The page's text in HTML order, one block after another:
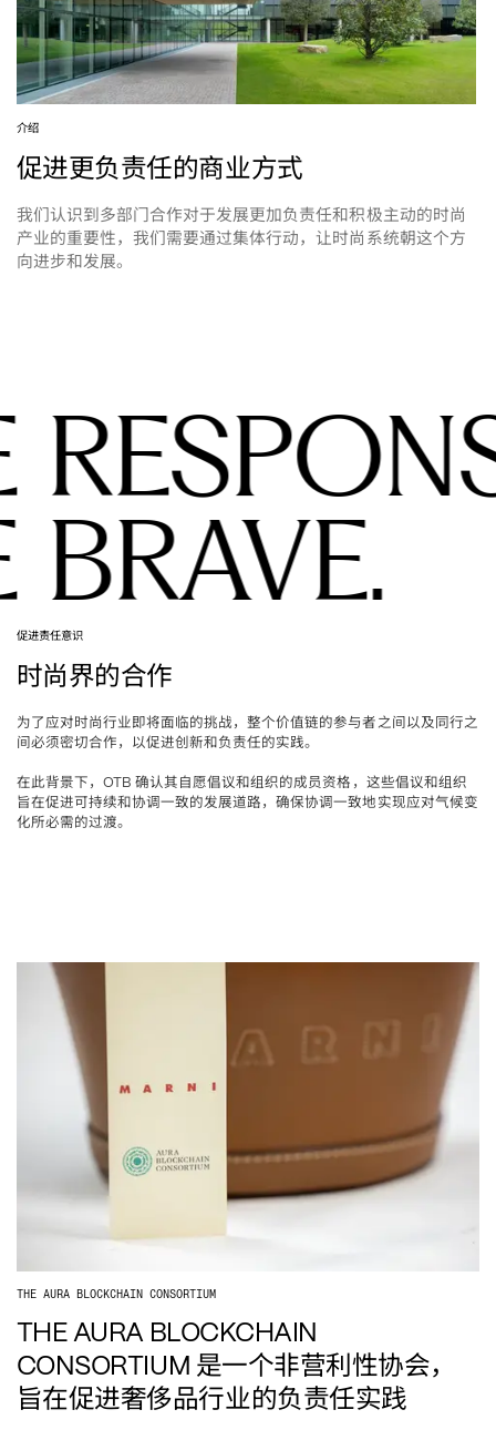
介绍
促进更负责任的商业方式
我们认识到多部门合作对于发展更加负责任和积极主动的时尚
产业的重要性，我们需要通过集体行动，让时尚系统朝这个方
向进步和发展。
BRAVE.
促进责任意识
时尚界的合作
为了应对时尚行业即将面临的挑战，整个价值链的参与者之间以及同行之
间必须密切合作，以促进创新和负责任的实践。
在此背景下， OTB 确认其自愿倡议和组织的成员资格，这些倡议和组织
旨在促进可持续和协调一致的发展道路，确保协调一致地实现应对气候变
化所必需的过渡。
THE AURA BLOCKCHAIN CONSORTIUM
THE AURA BLOCKCHAIN
CONSORTIUM 是一个非营利性协会，
旨在促进奢侈品行业的负责任实践